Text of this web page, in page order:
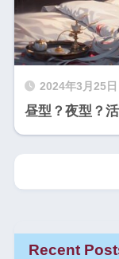
2024年3月25日
昼型？夜型？
Recent